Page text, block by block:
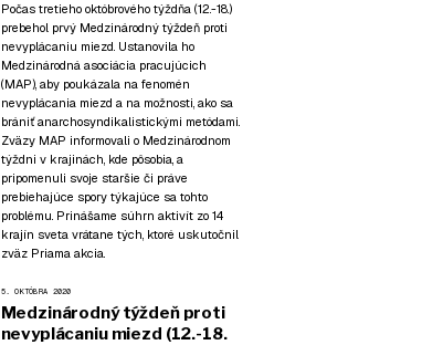
Počas tretieho októbrového týždňa (12.-18.)
prebehol prvý Medzinárodný týždeň proti
nevyplácaniu miezd. Ustanovila ho
Medzinárodná asociácia pracujúcich
(MAP), aby poukázala na fenomén
nevyplácania miezd a na možnosti, ako sa
brániť anarchosyndikalistickými metódami.
Zväzy MAP informovali o Medzinárodnom
týždni v krajinách, kde pôsobia, a
pripomenuli svoje staršie či práve
prebiehajúce spory týkajúce sa tohto
problému. Prinášame súhrn aktivít zo 14
krajín sveta vrátane tých, ktoré uskutočnil
zväz Priama akcia.
5. OKTÓBRA 2020
Medzinárodný týždeň proti
nevyplácaniu miezd (12.-18.